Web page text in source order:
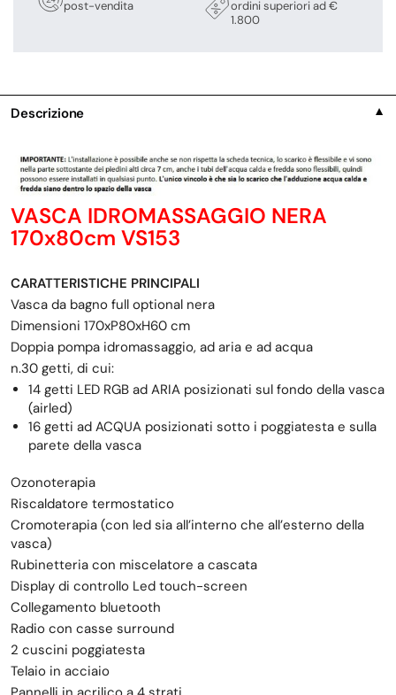
post-vendita
ordini superiori ad €
1.800
Descrizione ▼
VASCA IDROMASSAGGIO NERA
170x80cm VS153
CARATTERISTICHE PRINCIPALI
Vasca da bagno full optional nera
Dimensioni 170xP80xH60 cm
Doppia pompa idromassaggio, ad aria e ad acqua
n.30 getti, di cui:
14 getti LED RGB ad ARIA posizionati sul fondo della vasca
(airled)
16 getti ad ACQUA posizionati sotto i poggiatesta e sulla
parete della vasca
Ozonoterapia
Riscaldatore termostatico
Cromoterapia (con led sia all’interno che all’esterno della
vasca)
Rubinetteria con miscelatore a cascata
Display di controllo Led touch-screen
Collegamento bluetooth
Radio con casse surround
2 cuscini poggiatesta
Telaio in acciaio